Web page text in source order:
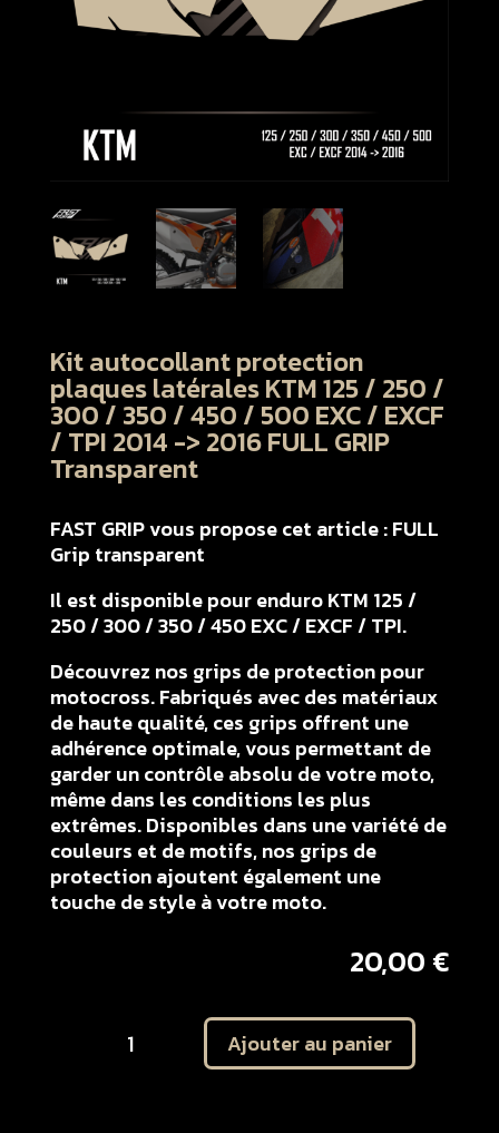
Kit autocollant protection
plaques latérales KTM 125 / 250 /
300 / 350 / 450 / 500 EXC / EXCF
/ TPI 2014 -> 2016 FULL GRIP
Transparent
FAST GRIP vous propose cet article : FULL
Grip transparent
Il est disponible pour enduro KTM 125 /
250 / 300 / 350 / 450 EXC / EXCF / TPI.
Découvrez nos grips de protection pour
motocross. Fabriqués avec des matériaux
de haute qualité, ces grips offrent une
adhérence optimale, vous permettant de
garder un contrôle absolu de votre moto,
même dans les conditions les plus
extrêmes. Disponibles dans une variété de
couleurs et de motifs, nos grips de
protection ajoutent également une
touche de style à votre moto.
20,00 €
Ajouter au panier